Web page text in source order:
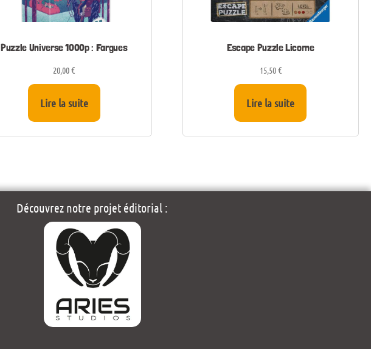
Puzzle Universe 1000p : Fargues
20,00€
Lire la suite
Escape Puzzle Licorne
15,50€
Lire la suite
Découvrez notre projet éditorial :